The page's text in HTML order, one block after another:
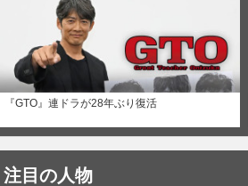
『GTO』連ドラが28年ぶり復活
注目の人物